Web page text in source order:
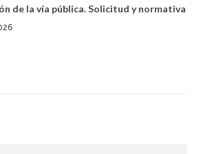
de la vía pública. Solicitud y normativa